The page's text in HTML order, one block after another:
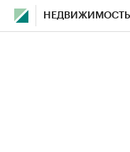
НЕДВИЖИМОСТЬ